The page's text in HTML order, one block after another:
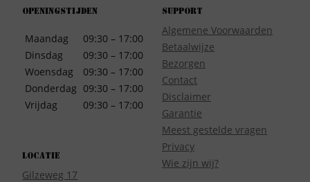
Openingstijden
Maandag
Dinsdag
Woensdag
Donderdag
Vrijdag
09:30 – 17:00
09:30 – 17:00
09:30 – 17:00
09:30 – 17:00
09:30 – 17:00
Locatie
Gilzeweg 17
Support
Algemene Voorwaarden
Betaalwijze
Bezorgen
Contact
Disclaimer
Garantie
Meest gestelde vragen
Privacy
Wie zijn wij?